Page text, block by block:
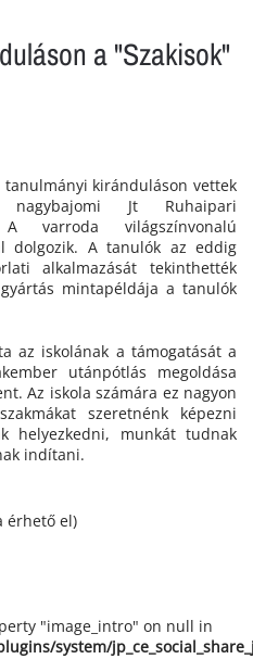
a "Szakisok"
tanulmányi kiránduláson vettek
Jt Ruhaipari
varroda világszínvonalú
dolgozik. A tanulók az eddig
alkalmazását tekinthették
mintapéldája a tanulók
az iskolának a támogatását a
utánpótlás megoldása
Az iskola számára ez nagyon
szeretnénk képezni
helyezkedni, munkát tudnak
indítani.
érhető el)
"image_intro" on null in
system/